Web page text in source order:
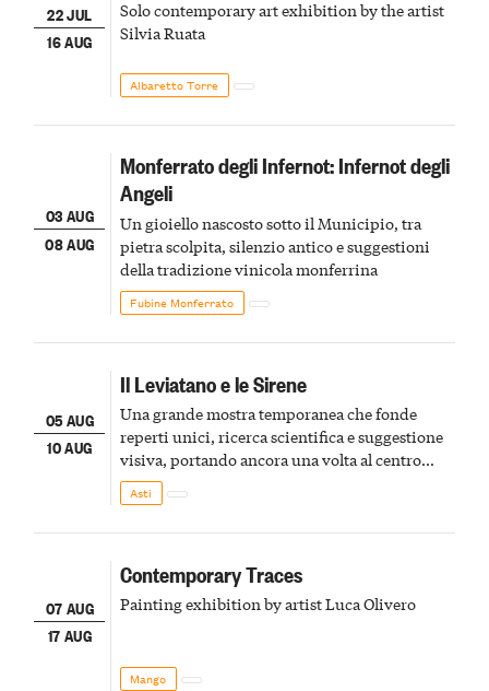
22 JUL
16 AUG
Solo contemporary art exhibition by the artist
Silvia Ruata
Albaretto Torre
03 AUG
08 AUG
Monferrato degli Infernot: Infernot degli
Angeli
Un gioiello nascosto sotto il Municipio, tra
pietra scolpita, silenzio antico e suggestioni
della tradizione vinicola monferrina
Fubine Monferrato
05 AUG
10 AUG
Il Leviatano e le Sirene
Una grande mostra temporanea che fonde
reperti unici, ricerca scientifica e suggestione
visiva, portando ancora una volta al centro
della scena le meraviglie del passato astigiano
Asti
07 AUG
17 AUG
Contemporary Traces
Painting exhibition by artist Luca Olivero
Mango